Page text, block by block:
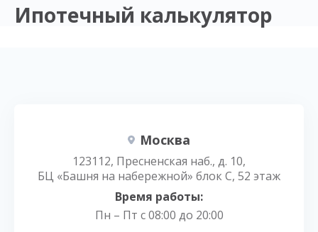
Ипотечный калькулятор
Москва
123112, Пресненская наб., д. 10,
БЦ «Башня на набережной» блок С, 52 этаж
Время работы:
Пн – Пт с 08:00 до 20:00